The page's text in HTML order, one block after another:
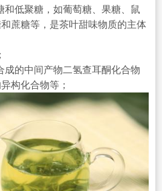
低聚糖，如葡萄糖、果糖、鼠
蔗糖等，是茶叶甜味物质的主体
的中间产物二氢查耳酮化合物
构化合物等；